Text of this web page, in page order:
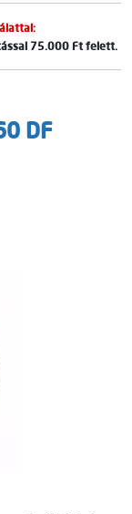
75.000 Ft felett.
DF